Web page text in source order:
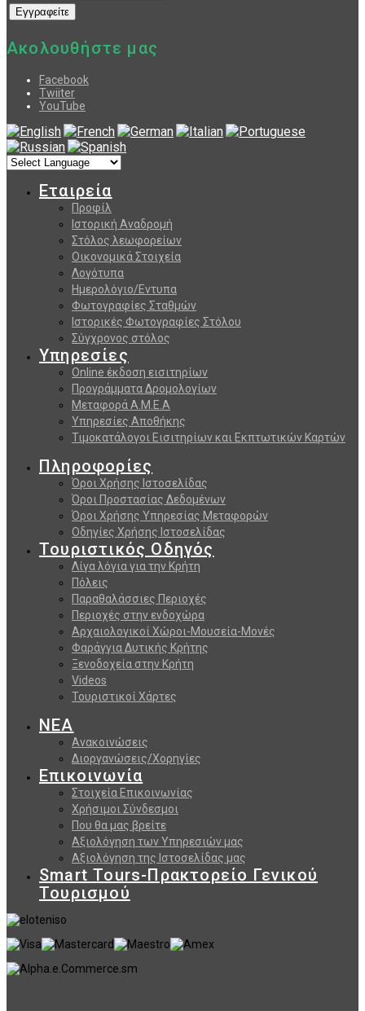
Ακολουθήστε μας
Facebook
Twiiter
YouTube
Εταιρεία
Προφίλ
Ιστορική Αναδρομή
Στόλος λεωφορείων
Οικονομικά Στοιχεία
Λογότυπα
Ημερολόγιο/Εντυπα
Φωτογραφίες Σταθμών
Ιστορικές Φωτογραφίες Στόλου
Σύγχρονος στόλος
Υπηρεσίες
Online έκδοση εισιτηρίων
Προγράμματα Δρομολογίων
Μεταφορά Α.Μ.Ε.Α
Υπηρεσίες Αποθήκης
Τιμοκατάλογοι Εισιτηρίων και Εκπτωτικών Καρτών
Πληροφορίες
Όροι Χρήσης Ιστοσελίδας
Όροι Προστασίας Δεδομένων
Όροι Χρήσης Υπηρεσίας Μεταφορών
Οδηγίες Χρήσης Ιστοσελίδας
Τουριστικός Οδηγός
Λίγα λόγια για την Κρήτη
Πόλεις
Παραθαλάσσιες Περιοχές
Περιοχές στην ενδοχώρα
Αρχαιολογικοί Χώροι-Μουσεία-Μονές
Φαράγγια Δυτικής Κρήτης
Ξενοδοχεία στην Κρήτη
Videos
Τουριστικοί Χάρτες
ΝΕΑ
Ανακοινώσεις
Διοργανώσεις/Χορηγίες
Επικοινωνία
Στοιχεία Επικοινωνίας
Χρήσιμοι Σύνδεσμοι
Που θα μας βρείτε
Αξιολόγηση των Υπηρεσιών μας
Αξιολόγηση της Ιστοσελίδας μας
Smart Tours-Πρακτορείο Γενικού
Τουρισμού